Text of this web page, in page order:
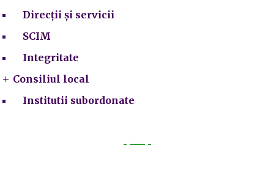
Direcții și servicii
SCIM
Integritate
Consiliul local
Institutii subordonate